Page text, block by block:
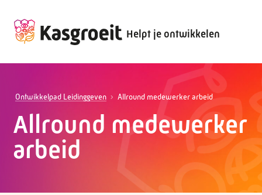
Helpt je ontwikkelen
Ontwikkelpad Leidinggeven Allround medewerker arbeid
Allround medewerker
arbeid